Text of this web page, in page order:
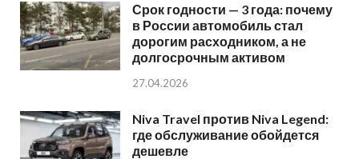
Срок годности — 3 года: почему
в России автомобиль стал
дорогим расходником, а не
долгосрочным активом
27.04.2026
Niva Travel против Niva Legend:
где обслуживание обойдется
дешевле